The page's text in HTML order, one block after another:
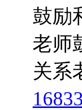
鼓励
老师
关系